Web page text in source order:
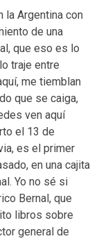
la Argentina con
de una
que eso es lo
traje entre
me tiemblan
que se caiga,
ven aquí
el 13 de
es el primer
en una cajita
Yo no sé si
Bernal, que
libros sobre
general de